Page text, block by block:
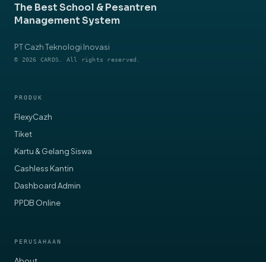
The Best School & Pesantren
Management System
PT Cazh Teknologi Inovasi
© 2026 CARDS. All rights reserved.
PRODUK
FlexyCazh
Tiket
Kartu & Gelang Siswa
Cashless Kantin
Dashboard Admin
PPDB Online
PERUSAHAAN